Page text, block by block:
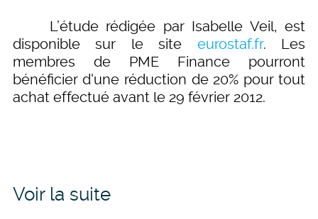
L’étude rédigée par Isabelle Veil, est
disponible sur le site eurostaf.fr. Les
membres de PME Finance pourront
bénéficier d'une réduction de 20% pour tout
achat effectué avant le 29 février 2012.
Voir la suite